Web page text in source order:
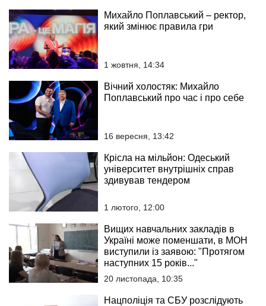
Михайло Поплавський – ректор,
який змінює правила гри
1 жовтня, 14:34
Вічний холостяк: Михайло
Поплавський про час і про себе
16 вересня, 13:42
Крісла на мільйон: Одеський
університет внутрішніх справ
здивував тендером
1 лютого, 12:00
Вищих навчальних закладів в
Україні може поменшати, в МОН
виступили із заявою: "Протягом
наступних 15 років..."
20 листопада, 10:35
Нацполіція та СБУ розслідують